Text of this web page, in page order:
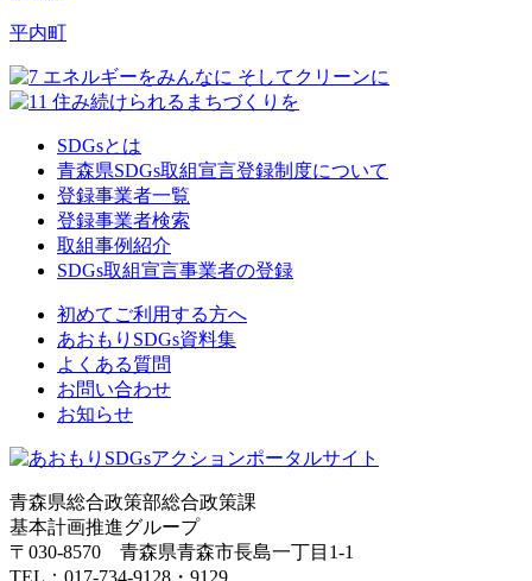
平内町
SDGsとは
青森県SDGs取組宣言登録制度について
登録事業者一覧
登録事業者検索
取組事例紹介
SDGs取組宣言事業者の登録
初めてご利用する方へ
あおもりSDGs資料集
よくある質問
お問い合わせ
お知らせ
青森県総合政策部総合政策課
基本計画推進グループ
〒030-8570 青森県青森市長島一丁目1-1
TEL：017-734-9128・9129